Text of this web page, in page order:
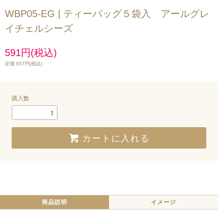
WBP05-EG | ティーバッグ５袋入 アールグレ
イチェルシーズ
591円(税込)
定価 657円(税込)
購入数
カートに入れる
商品説明 イメージ